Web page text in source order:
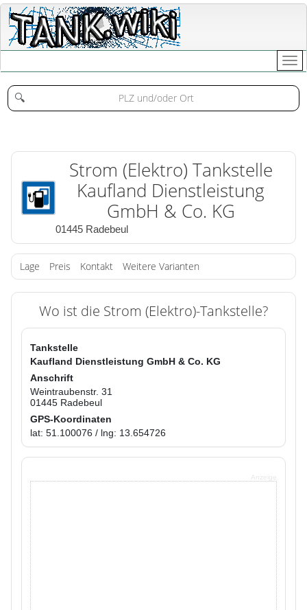
🔍
Strom (Elektro) Tankstelle
Kaufland Dienstleistung
GmbH & Co. KG
01445 Radebeul
Lage Preis Kontakt Weitere Varianten
Wo ist die Strom (Elektro)-Tankstelle?
Tankstelle
Kaufland Dienstleistung GmbH & Co. KG
Anschrift
Weintraubenstr. 31
01445 Radebeul
GPS-Koordinaten
lat: 51.100076 / lng: 13.654726